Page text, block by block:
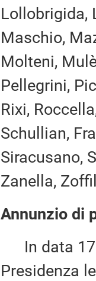
Lollobrigida,
Maschio,
Molteni,
Pellegrini,
Rixi,
Schullian,
Siracusano,
Zanella,
Annunzio di
In data 17
Presidenza